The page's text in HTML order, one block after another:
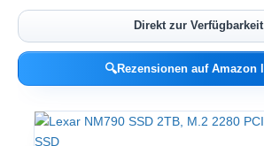
Direkt zur Verfügbarkeit
🔍Rezensionen auf Amazon